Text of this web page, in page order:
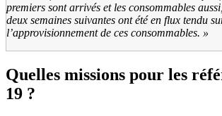
premiers sont arrivés et les consommables
deux semaines suivantes ont été en flux tendu
l’approvisionnement de ces consommables. »
Quelles missions pour les
19 ?